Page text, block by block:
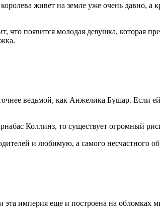
живет на земле уже очень давно, а
появится молодая девушка, которая
ведьмой, как Анжелика Бушар. Если
Коллинз, то существует огромный
и любимую, а самого несчастного
империя еще и построена на